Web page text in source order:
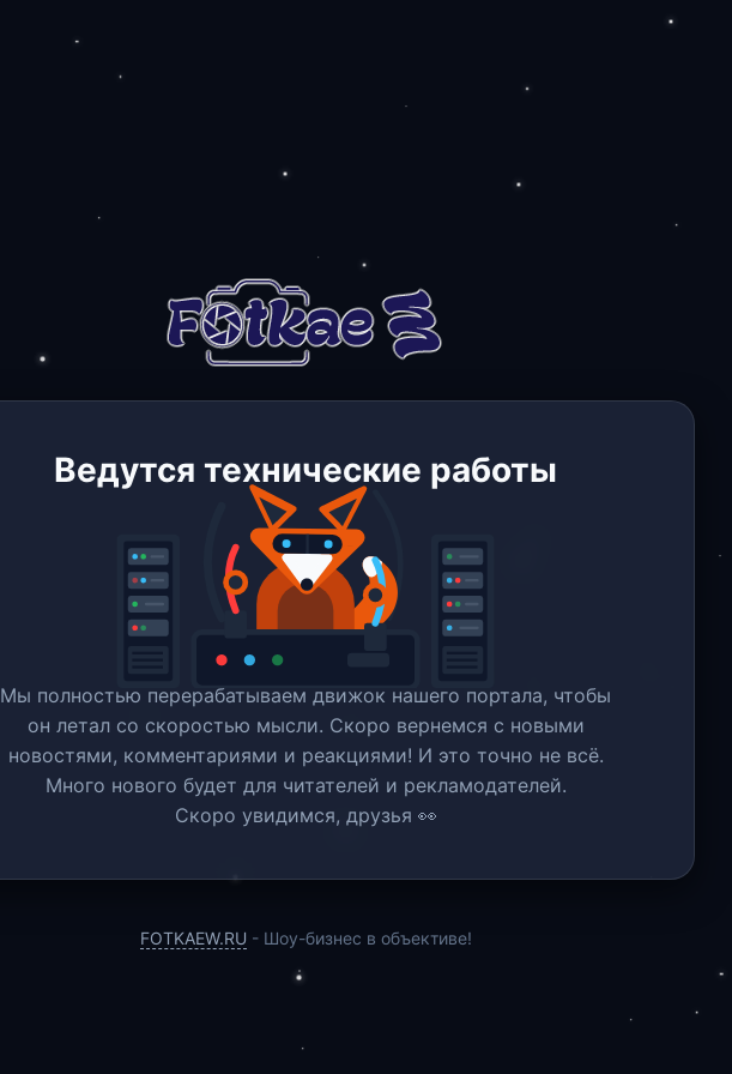
Ведутся технические работы
Мы полностью перерабатываем движок нашего портала, чтобы
он летал со скоростью мысли. Скоро вернемся c новыми
новостями, комментариями и реакциями! И это точно не всё.
Много нового будет для читателей и рекламодателей.
Скоро увидимся, друзья 👀
FOTKAEW.RU - Шоу-бизнес в объективе!